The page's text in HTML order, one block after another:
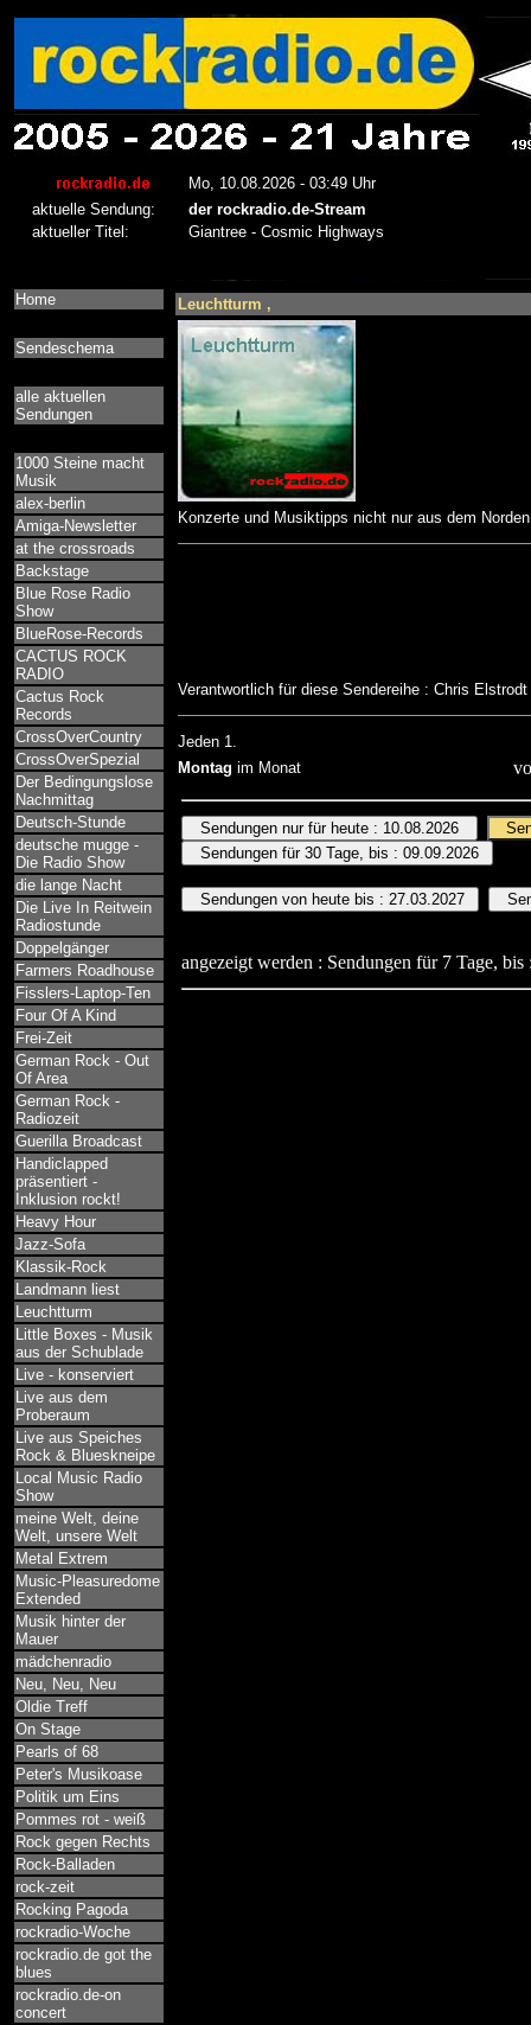
Home
Sendeschema
alle aktuellen
Sendungen
1000 Steine macht
Musik
alex-berlin
Amiga-Newsletter
at the crossroads
Backstage
Blue Rose Radio
Show
BlueRose-Records
CACTUS ROCK
RADIO
Cactus Rock
Records
CrossOverCountry
CrossOverSpezial
Der Bedingungslose
Nachmittag
Deutsch-Stunde
deutsche mugge -
Die Radio Show
die lange Nacht
Die Live In Reitwein
Radiostunde
Doppelgänger
Farmers Roadhouse
Fisslers-Laptop-Ten
Four Of A Kind
Frei-Zeit
German Rock - Out
Of Area
German Rock -
Radiozeit
Guerilla Broadcast
Handiclapped
präsentiert -
Inklusion rockt!
Heavy Hour
Jazz-Sofa
Klassik-Rock
Landmann liest
Leuchtturm
Little Boxes - Musik
aus der Schublade
Live - konserviert
Live aus dem
Proberaum
Live aus Speiches
Rock & Blueskneipe
Local Music Radio
Show
meine Welt, deine
Welt, unsere Welt
Metal Extrem
Music-Pleasuredome
Extended
Musik hinter der
Mauer
mädchenradio
Neu, Neu, Neu
Oldie Treff
On Stage
Pearls of 68
Peter's Musikoase
Politik um Eins
Pommes rot - weiß
Rock gegen Rechts
Rock-Balladen
rock-zeit
Rocking Pagoda
rockradio-Woche
rockradio.de got the
blues
rockradio.de-on
concert
Leuchtturm ,
Konzerte und Musiktipps nicht nur aus dem Norden
Verantwortlich für diese Sendereihe : Chris Elstrodt
Jeden 1.
Montag im Monat
angezeigt werden : Sendungen für 7 Tage, bis